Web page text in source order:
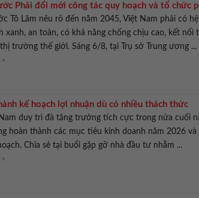
Phải đổi mới công tác quy hoạch và tổ chức
Tô Lâm nêu rõ đến năm 2045, Việt Nam phải có
xanh, an toàn, có khả năng chống chịu cao, kết nối
trường thế giới. Sáng 6/8, tại Trụ sở Trung ương ...
kế hoạch lợi nhuận dù có nhiều thách thức
duy trì đà tăng trưởng tích cực trong nửa cuối
hoàn thành các mục tiêu kinh doanh năm 2026 và
Chia sẻ tại buổi gặp gỡ nhà đầu tư nhằm ...